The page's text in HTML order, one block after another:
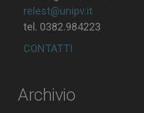
relest@unipv.it
tel. 0382.984223
CONTATTI
Archivio